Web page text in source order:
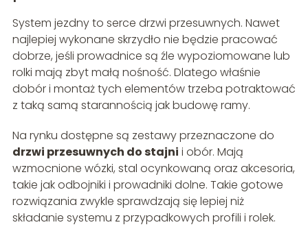
System jezdny to serce drzwi przesuwnych. Nawet
najlepiej wykonane skrzydło nie będzie pracować
dobrze, jeśli prowadnice są źle wypoziomowane lub
rolki mają zbyt małą nośność. Dlatego właśnie
dobór i montaż tych elementów trzeba potraktować
z taką samą starannością jak budowę ramy.
Na rynku dostępne są zestawy przeznaczone do
drzwi przesuwnych do stajni i obór. Mają
wzmocnione wózki, stal ocynkowaną oraz akcesoria,
takie jak odbojniki i prowadniki dolne. Takie gotowe
rozwiązania zwykle sprawdzają się lepiej niż
składanie systemu z przypadkowych profili i rolek.